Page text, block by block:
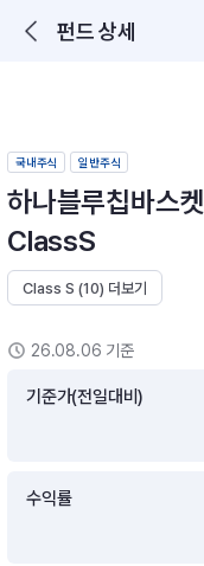
펀드 상세
국내주식 일반주식
하나블루칩바스
ClassS
Class S (10) 더보기
26.08.06 기준
기준가(전일대비)
수익률
추천 메뉴
ETF 랭킹
월배당 포트